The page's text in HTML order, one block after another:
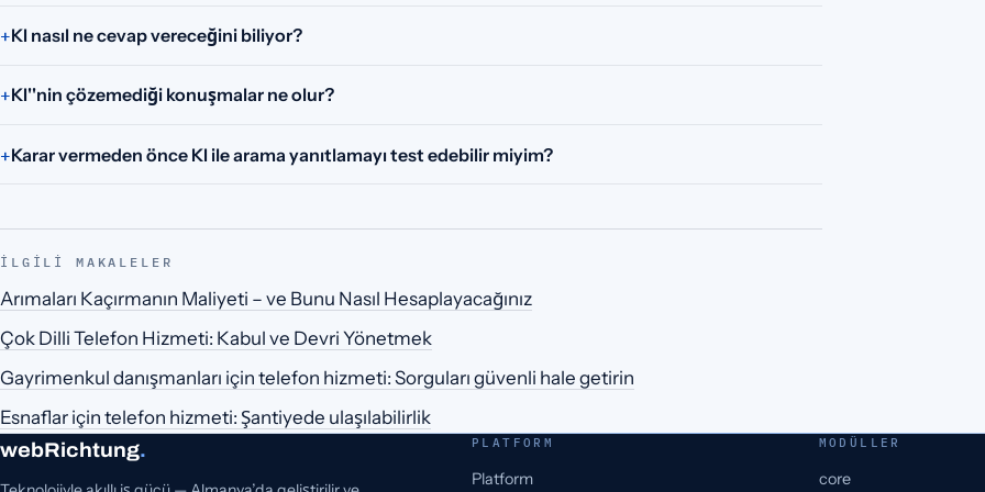
KI nasıl ne cevap vereceğini biliyor?
KI''nin çözemediği konuşmalar ne olur?
Karar vermeden önce KI ile arama yanıtlamayı test edebilir miyim?
İLGILI MAKALELER
Arımaları Kaçırmanın Maliyeti – ve Bunu Nasıl Hesaplayacağınız
Çok Dilli Telefon Hizmeti: Kabul ve Devri Yönetmek
Gayrimenkul danışmanları için telefon hizmeti: Sorguları güvenli hale getirin
Esnaflar için telefon hizmeti: Şantiyede ulaşılabilirlik
webRichtung. PLATFORM
Platform
MODÜLLER
core